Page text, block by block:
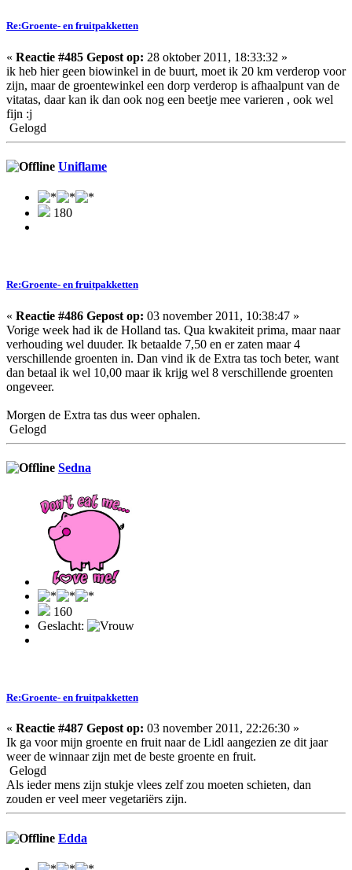
Re:Groente- en fruitpakketten
« Reactie #485 Gepost op: 28 oktober 2011, 18:33:32 »
ik heb hier geen biowinkel in de buurt, moet ik 20 km verderop voor
zijn, maar de groentewinkel een dorp verderop is afhaalpunt van de
vitatas, daar kan ik dan ook nog een beetje mee varieren , ook wel
fijn :j
Gelogd
Uniflame
180
Re:Groente- en fruitpakketten
« Reactie #486 Gepost op: 03 november 2011, 10:38:47 »
Vorige week had ik de Holland tas. Qua kwakiteit prima, maar naar
verhouding wel duuder. Ik betaalde 7,50 en er zaten maar 4
verschillende groenten in. Dan vind ik de Extra tas toch beter, want
dan betaal ik wel 10,00 maar ik krijg wel 8 verschillende groenten
ongeveer.
Morgen de Extra tas dus weer ophalen.
Gelogd
Sedna
160
Geslacht:
Re:Groente- en fruitpakketten
« Reactie #487 Gepost op: 03 november 2011, 22:26:30 »
Ik ga voor mijn groente en fruit naar de Lidl aangezien ze dit jaar
weer de winnaar zijn met de beste groente en fruit.
Gelogd
Als ieder mens zijn stukje vlees zelf zou moeten schieten, dan
zouden er veel meer vegetariërs zijn.
Edda